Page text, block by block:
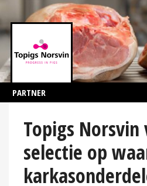
PARTNER
Topigs Norsvin
selectie op